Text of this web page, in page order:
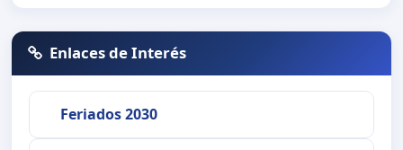
Enlaces de Interés
Feriados 2030